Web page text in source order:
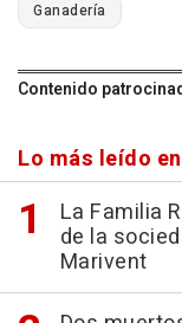
Ganadería
Contenido
Lo más leído
La Familia
de la
Marivent